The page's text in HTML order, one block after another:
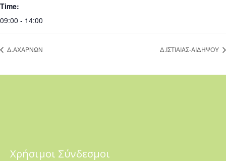
Time:
09:00 - 14:00
Δ.ΑΧΑΡΝΩΝ Δ.ΙΣΤΙΑΙΑΣ-ΑΙΔΗΨΟΥ
Χρήσιμοι Σύνδεσμοι